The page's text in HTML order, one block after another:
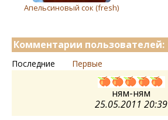
Апельсиновый сок (fresh)
Комментарии пользователей:
Последние Первые
ням-ням
25.05.2011 20:39